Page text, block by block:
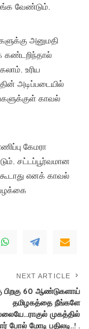
வேண்டும்.
அனுமதி
கண்டறிந்தால்
உரிய
அடிப்படையில்
காவல்
கேமரா
சட்டப்பூர்வமான
எனக் காவல்
வழக்கை
NEXT ARTICLE
பிறகு 60 ஆண்டுகளாய்
தமிழகத்தை நீங்களே
முகத்தில்
போல் மோடி பதிலடி..! .